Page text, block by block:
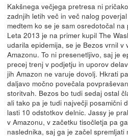
Kakšnega večjega pretresa ni
zadnjih letih več in več nalog
medtem ko se je sam osredotočal
Leta 2013 je na primer kupil The
udarila epidemija, se je Bezos vrnil v
Amazonu. To ni presenetljivo, saj je
precej trenj v podjetju in uporov
jih Amazon ne varuje dovolj. Hkrati
daljavo močno povečala
storitvah. Bezos bo tudi sedaj ostal
ali tako pa je tudi največji posamični
lasti 10 odstotkov delnic. Jassy je
v Amazonu, v začetku tisočletja pa
naslednika, saj ga je začel